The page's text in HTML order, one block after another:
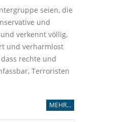
seien, die
und
verkennt völlig,
und verharmlost
rechte und
Terroristen
MEHR...